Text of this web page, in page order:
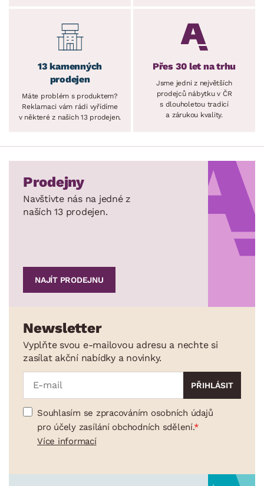
13 kamenných
prodejen
Máte problém s produktem?
Reklamaci vám rádi vyřídíme
v některé z našich 13 prodejen.
Přes 30 let na trhu
Jsme jedni z největších
prodejců nábytku v ČR
s dlouholetou tradicí
a zárukou kvality.
Prodejny
Navštivte nás na jedné z
naších 13 prodejen.
NAJÍT PRODEJNU
Newsletter
Vyplňte svou e-mailovou adresu a nechte si
zasílat akční nabídky a novinky.
Souhlasím se zpracováním osobních údajů
pro účely zasílání obchodních sdělení.
Více informací